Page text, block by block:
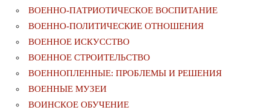
ВОЕННО-ПАТРИОТИЧЕСКОЕ ВОСПИТАНИЕ
ВОЕННО-ПОЛИТИЧЕСКИE ОТНОШЕНИЯ
ВОЕННОЕ ИСКУССТВО
ВОЕННОЕ СТРОИТЕЛЬСТВО
ВОЕННОПЛЕННЫЕ: ПРОБЛЕМЫ И РЕШЕНИЯ
ВОЕННЫЕ МУЗЕИ
ВОИНСКОЕ ОБУЧЕНИЕ